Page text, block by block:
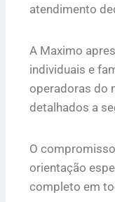
atendimento
A Maximo
individuais e
operadoras do
detalhados a
O
orientação
completo em